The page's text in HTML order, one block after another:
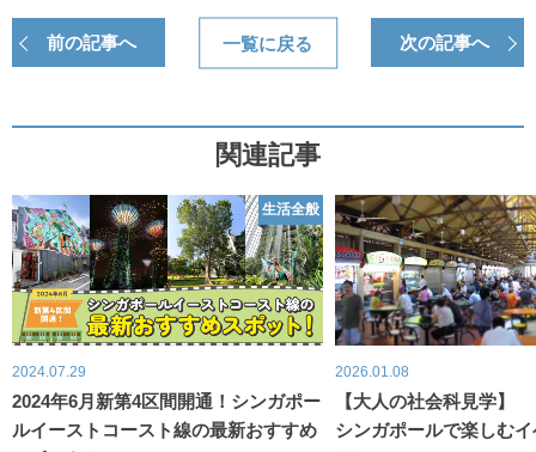
前の記事へ 次の記事へ
一覧に戻る
関連記事
生活全般
2024.07.29
2024年6月新第4区間開通！シンガポー
ルイーストコースト線の最新おすすめ
2026.01.08
【大人の社会科見学】
シンガポールで楽しむ